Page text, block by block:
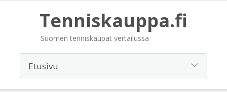
Tenniskauppa.fi
Suomen tenniskaupat vertailussa